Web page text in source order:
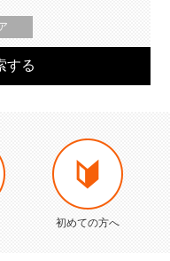
初めての方へ